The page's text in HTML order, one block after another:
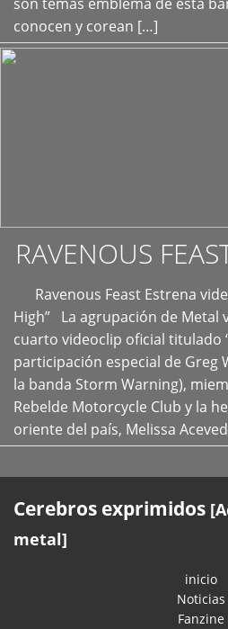
conocen y corean […]
RAVENOUS
Ravenous Feast Estrena
High” La agrupación de Metal
cuarto videoclip oficial titulado
participación especial de Greg
la banda Storm Warning),
Rebelde Motorcycle Club y la
oriente del país, Melissa
Cerebros exprimidos
metal]
inicio
Noticias
Fanzine